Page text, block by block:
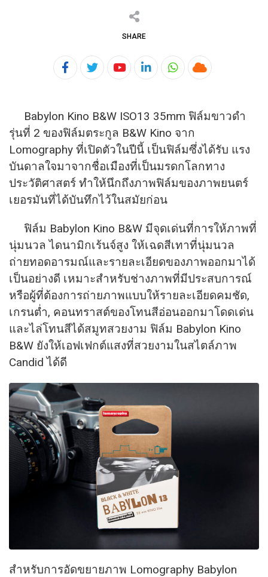
SHARE
YoutubeLinkedInWhatsapp
Cloud
Babylon Kino B&W ISO13 35mm ฟิล์มขาวดำ
รุ่นที่ 2 ของฟิล์มตระกูล B&W Kino จาก
Lomography ที่เปิดตัวในปีนี้ เป็นฟิล์มซึ่งได้รับ แรง
บันดาลใจมาจากชื่อเมืองที่เป็นมรดกโลกทาง
ประวัติศาสตร์ ทำให้นึกถึงภาพฟิล์มของภาพยนตร์
เยอรมันที่ได้บันทึกไว้ในสมัยก่อน
ฟิล์ม Babylon Kino B&W มีจุดเด่นที่การให้ภาพที่
นุ่มนวล ไดนามิกเร้นจ์สูง ให้เฉดสีเทาที่นุ่มนวล
ถ่ายทอดอารมณ์และรายละเอียดของภาพออกมาได้
เป็นอย่างดี เหมาะสำหรับช่างภาพที่มีประสบการณ์
หรือผู้ที่ต้องการถ่ายภาพแบบให้รายละเอียดคมชัด,
เกรนต่ำ, คอนทราสต์ของโทนสีอ่อนออกมาโดดเด่น
และไล่โทนสีได้สมูทสวยงาม ฟิล์ม Babylon Kino
B&W ยังให้เอฟเฟกต์แสงที่สวยงามในสไตล์ภาพ
Candid ได้ดี
สำหรับการอัดขยายภาพ Lomography Babylon